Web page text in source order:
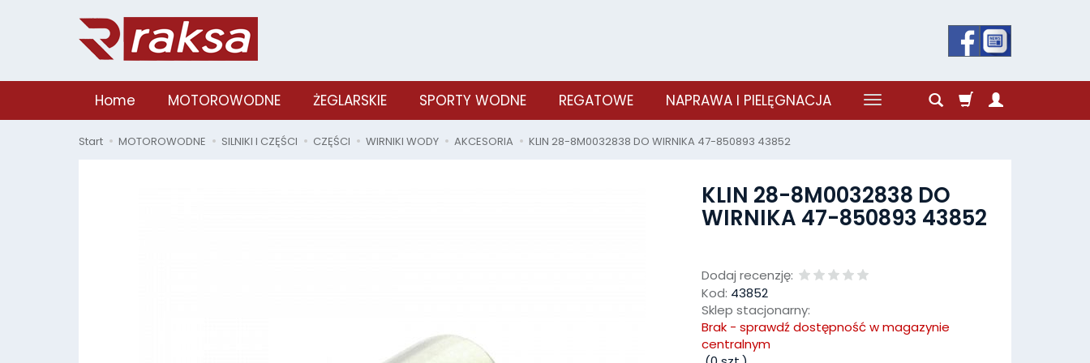
Home MOTOROWODNE ŻEGLARSKIE SPORTY WODNE REGATOWE NAPRAWA I PIELĘGNACJA
Start MOTOROWODNE SILNIKI I CZĘŚCI CZĘŚCI WIRNIKI WODY AKCESORIA KLIN 28-8M0032838 DO WIRNIKA 47-850893 43852
KLIN 28-8M0032838 DO
WIRNIKA 47-850893 43852
Dodaj recenzję:
Kod: 43852
Sklep stacjonarny:
Brak - sprawdź dostępność w magazynie
centralnym